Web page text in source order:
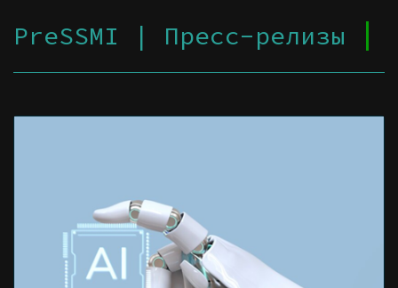
PreSSMI | Пресс-релизы